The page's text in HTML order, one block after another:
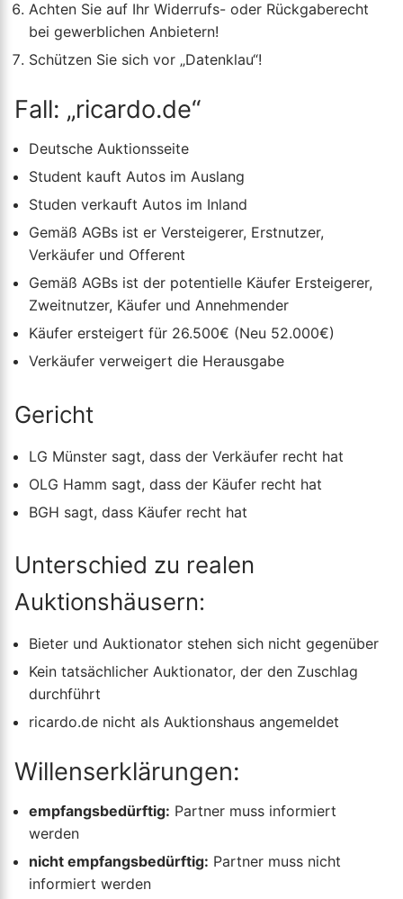
Achten Sie auf Ihr Widerrufs- oder Rückgaberecht
bei gewerblichen Anbietern!
Schützen Sie sich vor „Datenklau“!
Fall: „ricardo.de“
Deutsche Auktionsseite
Student kauft Autos im Auslang
Studen verkauft Autos im Inland
Gemäß AGBs ist er Versteigerer, Erstnutzer,
Verkäufer und Offerent
Gemäß AGBs ist der potentielle Käufer Ersteigerer,
Zweitnutzer, Käufer und Annehmender
Käufer ersteigert für 26.500€ (Neu 52.000€)
Verkäufer verweigert die Herausgabe
Gericht
LG Münster sagt, dass der Verkäufer recht hat
OLG Hamm sagt, dass der Käufer recht hat
BGH sagt, dass Käufer recht hat
Unterschied zu realen
Auktionshäusern:
Bieter und Auktionator stehen sich nicht gegenüber
Kein tatsächlicher Auktionator, der den Zuschlag
durchführt
ricardo.de nicht als Auktionshaus angemeldet
Willenserklärungen:
empfangsbedürftig: Partner muss informiert
werden
nicht empfangsbedürftig: Partner muss nicht
informiert werden